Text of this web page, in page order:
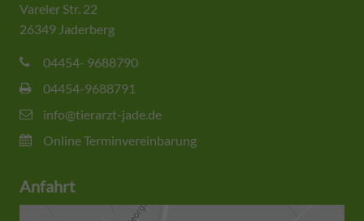
Vareler Str. 22
26349 Jaderberg
04454- 9688790
04454-9688791
info@tierarzt-jade.de
Online Terminvereinbarung
Anfahrt